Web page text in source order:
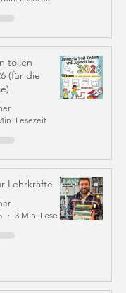
tollen
(für die
Lesezeit
Lehrkräfte
3 Min. Lesezeit